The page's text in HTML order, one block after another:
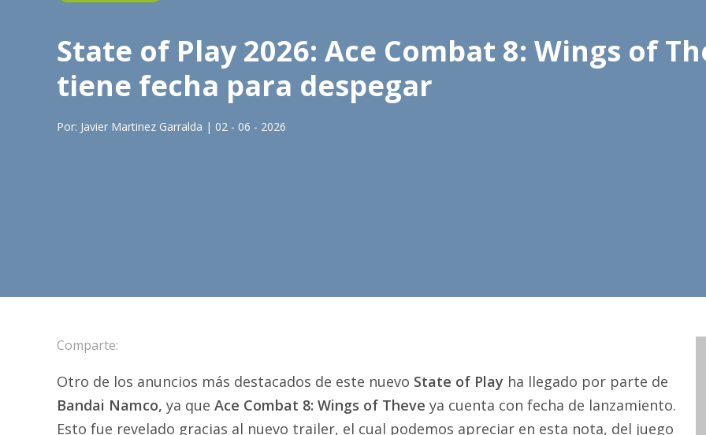
State of Play 2026: Ace Combat 8: Wings of
tiene fecha para despegar
Por: Javier Martinez Garralda | 02 - 06 - 2026
Comparte:
Otro de los anuncios más destacados de este nuevo State of Play ha llegado por parte de
Bandai Namco, ya que Ace Combat 8: Wings of Theve ya cuenta con fecha de lanzamiento.
Esto fue revelado gracias al nuevo trailer, el cual podemos apreciar en esta nota, del juego